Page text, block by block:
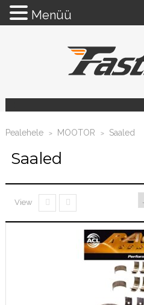
Pealehele > MOOTOR > Saaled
Saaled
View
Menüü